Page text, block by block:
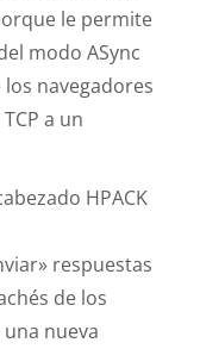
le permite
modo ASync
navegadores
a un
HPACK
respuestas
de los
nueva